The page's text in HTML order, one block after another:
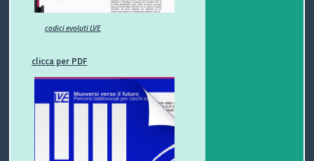
codici evoluti LVE
clicca per PDF